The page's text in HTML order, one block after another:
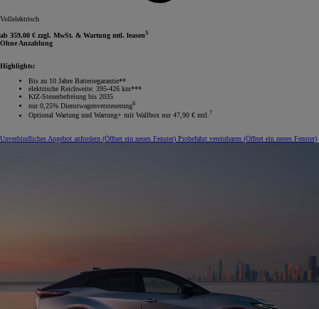
Vollelektrisch
ab 359,00 € zzgl. MwSt. & Wartung mtl. leasen5
Ohne Anzahlung
Highlights:
Bis zu 10 Jahre Batteriegarantie**
elektrische Reichweite: 395-426 km***
KfZ-Steuerbefreiung bis 2035
nur 0,25% Dienstwagenversteuerung6
Optional Wartung und Wartung+ mit Wallbox nur 47,90 € mtl.7
Unverbindliches Angebot anfordern (Öffnet ein neues Fenster) Probefahrt vereinbaren (Öffnet ein neues Fenster)